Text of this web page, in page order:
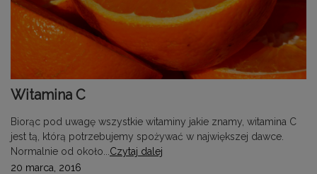
Witamina C
Biorąc pod uwagę wszystkie witaminy jakie znamy, witamina C
jest tą, którą potrzebujemy spożywać w największej dawce.
Normalnie od około... Czytaj dalej
20 marca, 2016